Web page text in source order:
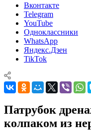
Вконтакте
Telegram
YouTube
Одноклассники
WhatsApp
Яндекс.Дзен
TikTok
Патрубок
колпаком из